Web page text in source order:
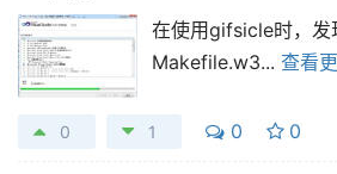
在使用gifsicle时，
Makefile.w3... 查看
0 1 0 0